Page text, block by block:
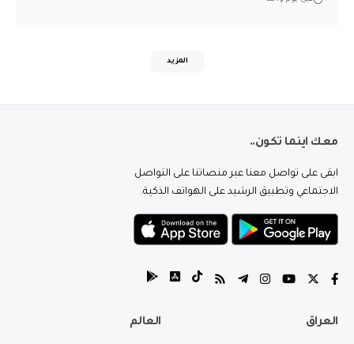
المزيد
معك اينما تكون..
ابقى على تواصل معنا عبر منصاتنا على التواصل
الاجتماعي وتطبيق الرشيد على الهواتف الذكية.
العراق العالم